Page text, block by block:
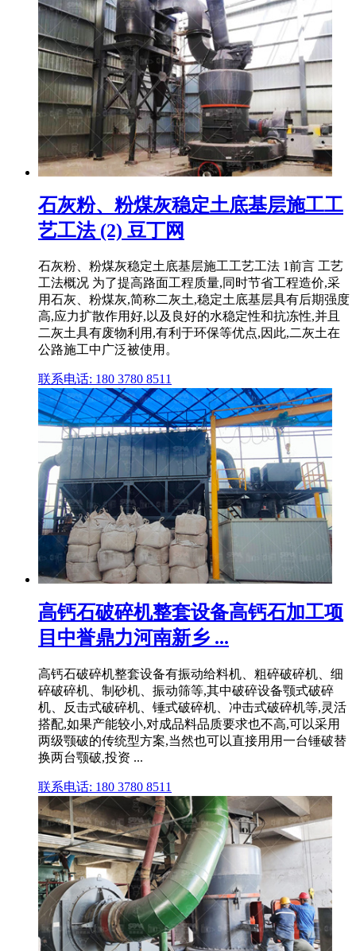
石灰粉、粉煤灰稳定土底基层施工工
艺工法 (2) 豆丁网
石灰粉、粉煤灰稳定土底基层施工工艺工法 1前言 工艺
工法概况 为了提高路面工程质量,同时节省工程造价,采
用石灰、粉煤灰,简称二灰土,稳定土底基层具有后期强度
高,应力扩散作用好,以及良好的水稳定性和抗冻性,并且
二灰土具有废物利用,有利于环保等优点,因此,二灰土在
公路施工中广泛被使用。
联系电话: 180 3780 8511
高钙石破碎机整套设备高钙石加工项
目中誉鼎力河南新乡 ...
高钙石破碎机整套设备有振动给料机、粗碎破碎机、细
碎破碎机、制砂机、振动筛等,其中破碎设备颚式破碎
机、反击式破碎机、锤式破碎机、冲击式破碎机等,灵活
搭配,如果产能较小,对成品料品质要求也不高,可以采用
两级颚破的传统型方案,当然也可以直接用用一台锤破替
换两台颚破,投资 ...
联系电话: 180 3780 8511